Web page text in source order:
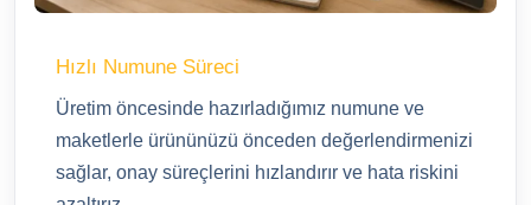
Hızlı Numune Süreci
Üretim öncesinde hazırladığımız numune ve
maketlerle ürününüzü önceden değerlendirmenizi
sağlar, onay süreçlerini hızlandırır ve hata riskini